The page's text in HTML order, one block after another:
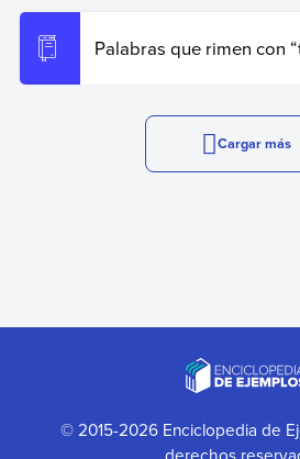
Palabras que rimen con
Cargar más
© 2015-2026 Enciclopedia de
derechos